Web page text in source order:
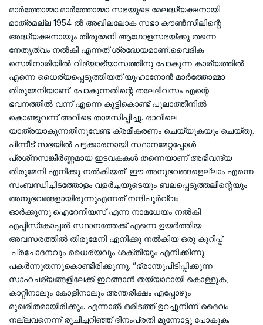
മാര്‍ത്തോമ്മാ.മാര്‍ത്തോമ്മാ സഭയുടെ മേലദ്ധ്യക്ഷനായി
മാത്രമല്ല 1954 ല്‍ അഖിലലോക സഭാ കൗണ്‍സിലിന്റെ
അദ്ധ്യക്ഷനായും തിരുമേനി ആഗോളസഭയ്ക്കു തന്നെ
നേതൃത്വം നല്‍കി എന്നത് ശ്രദ്ധേയമാണ്.വൈദിക
സെമിനാരിയില്‍ വിദ്യാഭ്യാസത്തിനു പോകുന്ന കാര്യത്തില്‍
എന്നെ ധൈര്യപ്പെടുത്തിയത് യൂഹാനോന്‍ മാര്‍ത്തോമ്മാ
തിരുമേനിയാണ്. പോകുന്നതിന്റെ തലേദിവസം എന്റെ
ഭവനത്തില്‍ വന്ന് എന്നെ കൂട്ടികൊണ്ട് പുലാത്തീനില്‍
കൊണ്ടുവന്ന് അവിടെ താമസിപ്പിച്ചു. രാവിലെ
യാത്രയാകുന്നതിനുവേണ്ട ക്രമീകരണം ചെയ്യുകയും ചെയ്തു.
പിന്നീട് സഭയില്‍ പട്ടക്കാരനായി സ്ഥാനമേറ്റപ്പോള്‍
പ്രശ്‌നസങ്കീര്‍ണ്ണമായ ഇടവകകള്‍ തന്നെയാണ് അഭിവന്ദ്യ
തിരുമേനി എനിക്കു നല്‍കിയത്. ഈ അനുഭവങ്ങളെല്ലാം എന്നെ
സംബന്ധിച്ചിടത്തോളം വളര്‍ച്ചയുടെയും ബലപ്പെടുത്തലിന്റെയും
അനുഭവങ്ങളായിരുന്നുഎന്നത് നന്ദിപൂര്‍വ്വം
ഓര്‍ക്കുന്നു.ഐറേനിയസ് എന്ന നാമധേയം നല്‍കി
എപ്പിസ്‌കോപ്പല്‍ സ്ഥാനത്തേക്ക് എന്നെ ഉയര്‍ത്തിയ
അവസരത്തില്‍ തിരുമേനി എനിക്കു നല്‍കിയ ഒരു കുറിപ്പ്
പ്രചോദനവും ധൈര്യവും ശക്തിയും എനിക്കിന്നു
പകര്‍ന്നുതന്നുകൊണ്ടിരിക്കുന്നു. ”ഭ്രാന്തുപിടിപ്പിക്കുന്ന
സാഹചര്യങ്ങളിലേക്ക് ഇറങ്ങാന്‍ തയ്യാറായി കൊള്ളുക,
കാറ്റിനാലും കോളിനാലും അന്തരീക്ഷം എപ്പോഴും
മുഖരിതമായിരിക്കും. എന്നാല്‍ ഒരിടത്ത് ഉറച്ചുനിന്ന് ദൈവം
നല്ലവനെന്ന് രുചിച്ചറിഞ്ഞ് ദിനംപ്രതി മുന്നോട്ടു പോകുക.